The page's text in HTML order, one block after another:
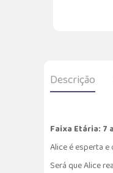
Descrição
Faixa Etária: 7
Alice é esperta
Será que Alice